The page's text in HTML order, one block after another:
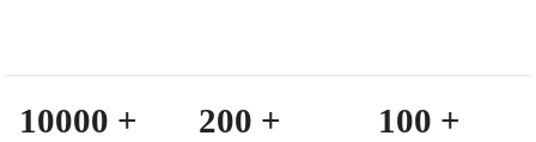
10000 + 200 + 100 +